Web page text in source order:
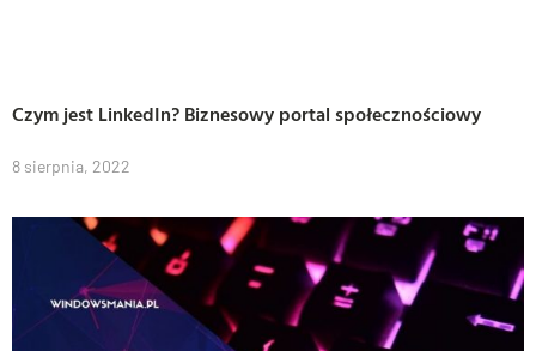
Czym jest LinkedIn? Biznesowy portal społecznościowy
8 sierpnia, 2022